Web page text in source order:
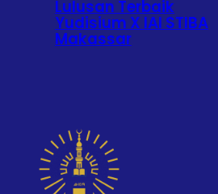
Lulusan Terbaik
Yudisium X IAI STIBA
Makassar